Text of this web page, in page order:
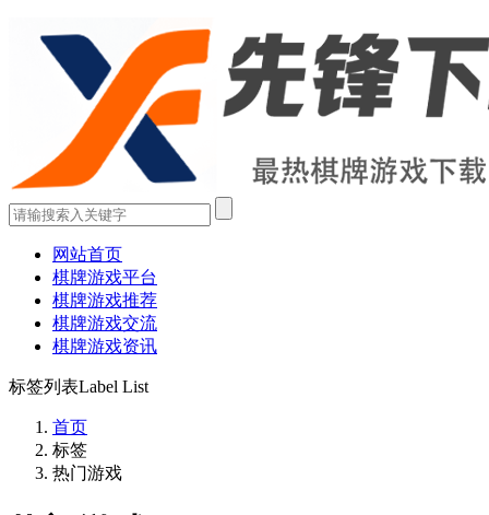
网站首页
棋牌游戏平台
棋牌游戏推荐
棋牌游戏交流
棋牌游戏资讯
标签列表Label List
首页
标签
热门游戏